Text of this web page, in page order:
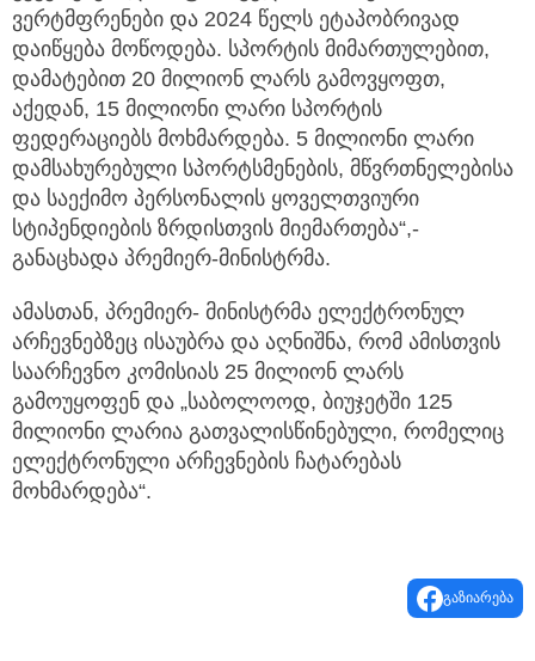
ვერტმფრენები და 2024 წელს ეტაპობრივად
დაიწყება მოწოდება. სპორტის მიმართულებით,
დამატებით 20 მილიონ ლარს გამოვყოფთ,
აქედან, 15 მილიონი ლარი სპორტის
ფედერაციებს მოხმარდება. 5 მილიონი ლარი
დამსახურებული სპორტსმენების, მწვრთნელებისა
და საექიმო პერსონალის ყოველთვიური
სტიპენდიების ზრდისთვის მიემართება“,-
განაცხადა პრემიერ-მინისტრმა.
ამასთან, პრემიერ- მინისტრმა ელექტრონულ
არჩევნებზეც ისაუბრა და აღნიშნა, რომ ამისთვის
საარჩევნო კომისიას 25 მილიონ ლარს
გამოუყოფენ და „საბოლოოდ, ბიუჯეტში 125
მილიონი ლარია გათვალისწინებული, რომელიც
ელექტრონული არჩევნების ჩატარებას
მოხმარდება“.
გაზიარება